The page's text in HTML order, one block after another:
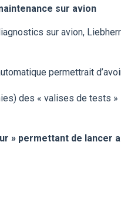
sur avion
sur avion,
permettrait
des « valises de tests »
» permettant de lancer